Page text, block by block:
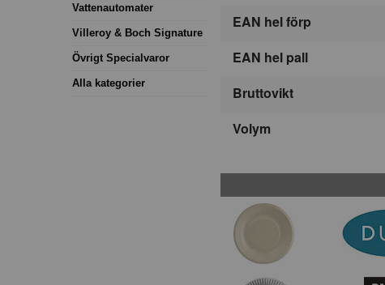
Vattenautomater
Villeroy & Boch Signature
Övrigt Specialvaror
Alla kategorier
EAN hel förp
EAN hel pall
Bruttovikt
Volym